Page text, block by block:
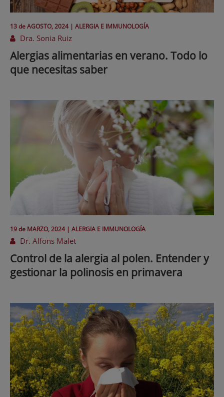
13 deAGOSTO, 2024 | ALERGIA E IMMUNOLOGÍA
Dra. Sonia Ruiz
Alergias alimentarias en verano. Todo lo
que necesitas saber
19 de MARZO, 2024 | ALERGIA E IMMUNOLOGÍA
Dr. Alfons Malet
Control de la alergia al polen. Entender y
gestionar la polinosis en primavera